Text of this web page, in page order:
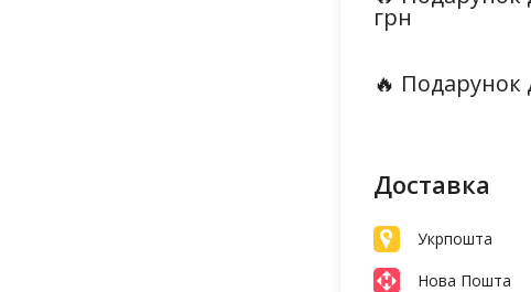
грн
🔥 Подарунок
Доставка
Укрпошта
Нова Пошта